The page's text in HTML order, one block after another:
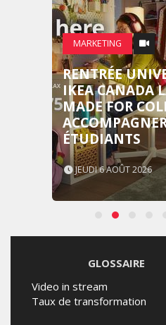
MARKETING
RENTRÉE
IKEA CANADA
MADE FOR
ÉTUDIANTS
JEUDI 6 AOÛT 2026
GLOSSAIRE
Video in stream
Taux de transformation